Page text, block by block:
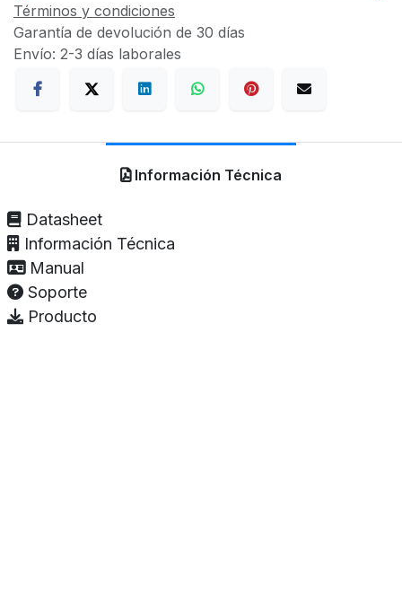
Términos y condiciones
Garantía de devolución de 30 días
Envío: 2-3 días laborales
Información Técnica
Datasheet
Información Técnica
Manual
Soporte
Producto